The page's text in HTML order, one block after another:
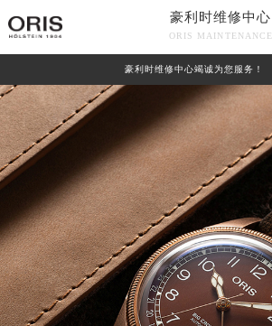
豪利时维修中心
ORIS MAINTENANCE
豪利时维修中心竭诚为您服务！
心介绍 联系我们